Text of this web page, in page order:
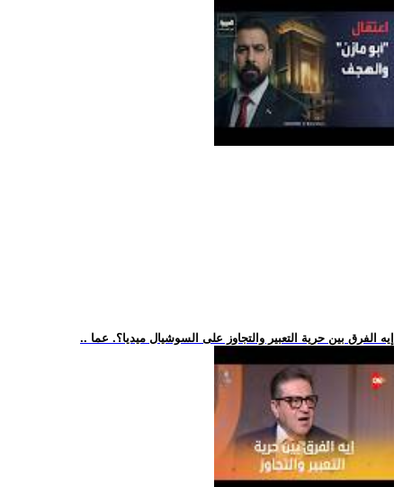
.. إيه الفرق بين حرية التعبير والتجاوز على السوشيال ميديا؟. عما